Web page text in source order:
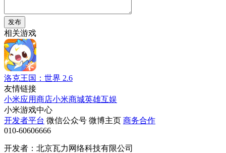
发布
相关游戏
洛克王国：世界 2.6
友情链接
小米应用商店小米商城英雄互娱
小米游戏中心
开发者平台 微信公众号 微博主页 商务合作
010-60606666
开发者：北京瓦力网络科技有限公司